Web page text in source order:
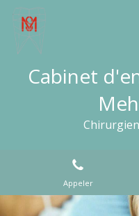
Cabinet
Appeler